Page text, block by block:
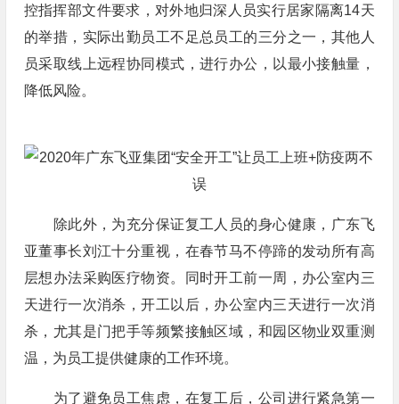
控指挥部文件要求，对外地归深人员实行居家隔离14天
的举措，实际出勤员工不足总员工的三分之一，其他人
员采取线上远程协同模式，进行办公，以最小接触量，
降低风险。
除此外，为充分保证复工人员的身心健康，广东飞
亚董事长刘江十分重视，在春节马不停蹄的发动所有高
层想办法采购医疗物资。同时开工前一周，办公室内三
天进行一次消杀，开工以后，办公室内三天进行一次消
杀，尤其是门把手等频繁接触区域，和园区物业双重测
温，为员工提供健康的工作环境。
为了避免员工焦虑，在复工后，公司进行紧急第一